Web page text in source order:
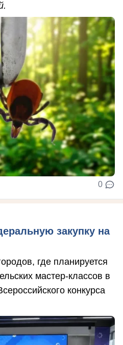
0
закупку на
где планируется
мастер-классов в
конкурса